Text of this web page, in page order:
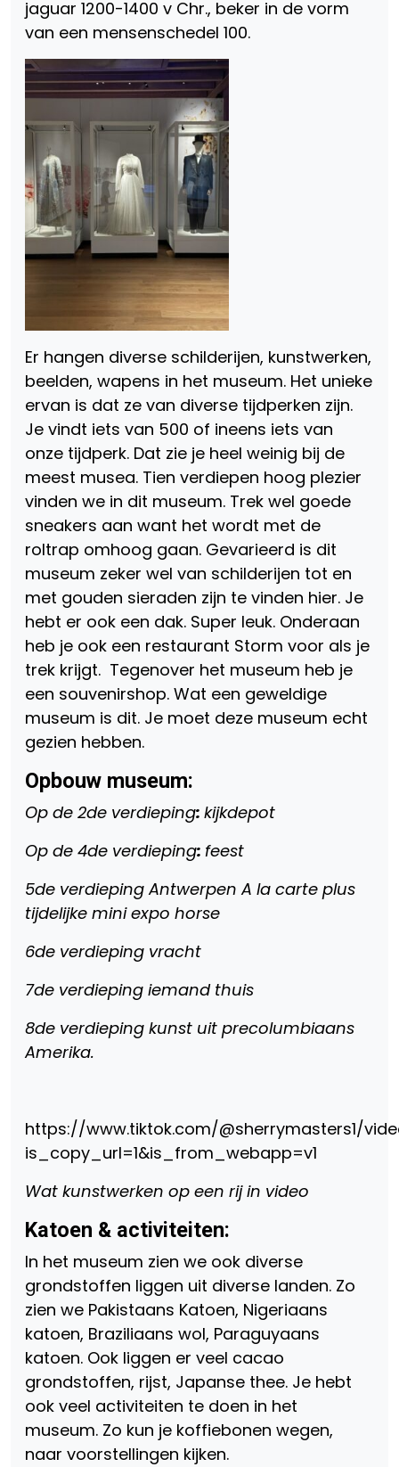
jaguar 1200-1400 v Chr., beker in de vorm
van een mensenschedel 100.
Er hangen diverse schilderijen, kunstwerken,
beelden, wapens in het museum. Het unieke
ervan is dat ze van diverse tijdperken zijn.
Je vindt iets van 500 of ineens iets van
onze tijdperk. Dat zie je heel weinig bij de
meest musea. Tien verdiepen hoog plezier
vinden we in dit museum. Trek wel goede
sneakers aan want het wordt met de
roltrap omhoog gaan. Gevarieerd is dit
museum zeker wel van schilderijen tot en
met gouden sieraden zijn te vinden hier. Je
hebt er ook een dak. Super leuk. Onderaan
heb je ook een restaurant Storm voor als je
trek krijgt. Tegenover het museum heb je
een souvenirshop. Wat een geweldige
museum is dit. Je moet deze museum echt
gezien hebben.
Opbouw museum:
Op de 2de verdieping: kijkdepot
Op de 4de verdieping: feest
5de verdieping Antwerpen A la carte plus
tijdelijke mini expo horse
6de verdieping vracht
7de verdieping iemand thuis
8de verdieping kunst uit precolumbiaans
Amerika.
https://www.tiktok.com/@sherrymasters1/
is_copy_url=1&is_from_webapp=v1
Wat kunstwerken op een rij in video
Katoen & activiteiten:
In het museum zien we ook diverse
grondstoffen liggen uit diverse landen. Zo
zien we Pakistaans Katoen, Nigeriaans
katoen, Braziliaans wol, Paraguyaans
katoen. Ook liggen er veel cacao
grondstoffen, rijst, Japanse thee. Je hebt
ook veel activiteiten te doen in het
museum. Zo kun je koffiebonen wegen,
naar voorstellingen kijken.